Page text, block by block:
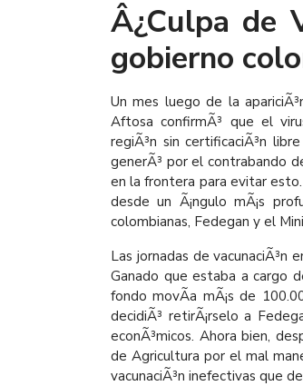
Â¿Culpa de
gobierno
Un mes luego de la
Aftosa confirmÃ³ que el
regiÃ³n sin certificaciÃ³n
generÃ³ por el contrabando
en la frontera para evitar
desde un Ã¡ngulo mÃ¡s
colombianas, Fedegan y el
Las jornadas de vacunaciÃ³n
Ganado que estaba a cargo
fondo movÃ­a mÃ¡s de
decidiÃ³ retirÃ¡rselo a
econÃ³micos. Ahora bien,
de Agricultura por el mal
vacunaciÃ³n inefectivas que